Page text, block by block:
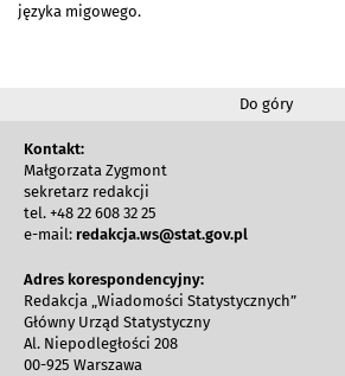
języka migowego.
Do góry
Kontakt:
Małgorzata Zygmont
sekretarz redakcji
tel. +48 22 608 32 25
e-mail: redakcja.ws@stat.gov.pl
Adres korespondencyjny:
Redakcja „Wiadomości Statystycznych”
Główny Urząd Statystyczny
Al. Niepodległości 208
00-925 Warszawa